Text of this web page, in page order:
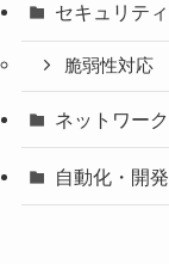
セキュリティ
脆弱性対応
ネットワーク
自動化・開発